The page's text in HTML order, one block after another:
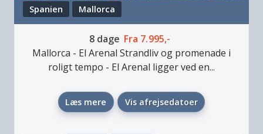
Spanien Mallorca
8 dage Fra 7.995,-
Mallorca - El Arenal Strandliv og promenade i
roligt tempo - El Arenal ligger ved en...
Læs mere Vis afrejsedatoer